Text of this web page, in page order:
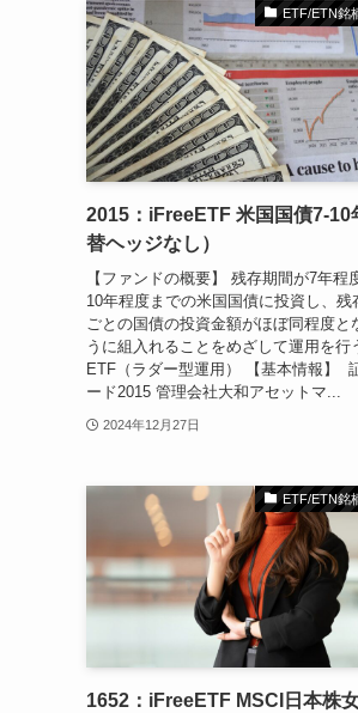
ETF/ETN銘
2015：iFreeETF 米国国債7-10
替ヘッジなし）
【ファンドの概要】 残存期間が7年程
10年程度までの米国国債に投資し、残
ごとの国債の投資金額がほぼ同程度と
うに組入れることをめざして運用を行
ETF（ラダー型運用） 【基本情報】
ード2015 管理会社大和アセットマ...
2024年12月27日
ETF/ETN銘
1652：iFreeETF MSCI日本株